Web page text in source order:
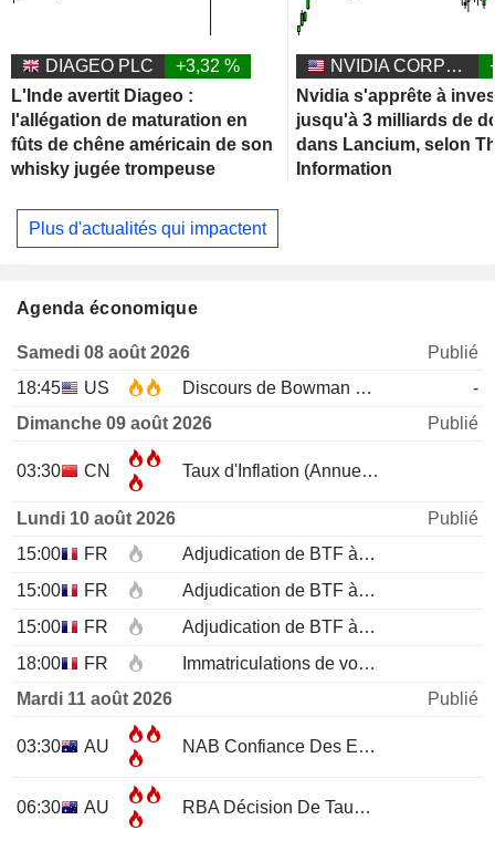
DIAGEO PLC
+3,32 %
L'Inde avertit Diageo :
l'allégation de maturation en
fûts de chêne américain de son
whisky jugée trompeuse
NVIDIA CORPORATION
Nvidia s'apprête à
jusqu'à 3 milliards de
dans Lancium, selon
Information
Plus d'actualités qui impactent
Agenda économique
Samedi 08 août 2026
Publié
18:45
US Discours de Bowman de la Fed
-
Dimanche 09 août 2026
Publié
03:30 CN Taux d'Inflation (Annuel)
Lundi 10 août 2026
Publié
15:00
FR
Adjudication de BTF à 12 mois
15:00
FR
Adjudication de BTF à 6 mois
15:00
FR
Adjudication de BTF à 3 mois
18:00
FR
Immatriculations de voitures neuves (annuelles)
Mardi 11 août 2026
Publié
03:30 AU NAB Confiance Des Entreprises
06:30 AU RBA Décision De Taux D'Intérêt